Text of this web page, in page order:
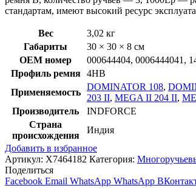
стандартам, имеют высокий ресурс
Вес
3,02 кг
Габариты
30 × 30 × 8 см
OEM номер
000644404, 0006444041,
Профиль ремня
4HB
Применяемость
DOMINATOR 108,
203 II, MEGA II 204 II,
Производитель
INDFORCE
Страна
происхождения
Индия
Добавить в избранное
Артикул: X7464182 Категория:
Поделиться
Facebook Email WhatsApp WhatsApp